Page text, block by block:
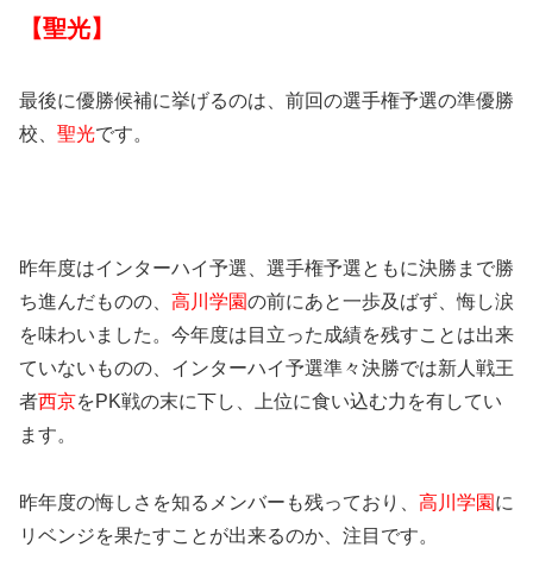
【聖光】
最後に優勝候補に挙げるのは、前回の選手権予選の準優勝
校、 聖光です。
昨年度はインターハイ予選、選手権予選ともに決勝まで勝
ち進んだものの、 高川学園の前にあと一歩及ばず、悔し涙
を味わいました。今年度は目立った成績を残すことは出来
ていないものの、インターハイ予選準々決勝では新人戦王
者西京をPK戦の末に下し、上位に食い込む力を有してい
ます。
昨年度の悔しさを知るメンバーも残っており、 高川学園 に
リベンジを果たすことが出来るのか、注目です。